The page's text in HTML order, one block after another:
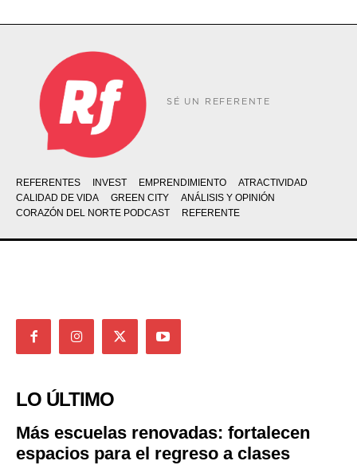
SÉ UN REFERENTE
REFERENTES INVEST EMPRENDIMIENTO
ATRACTIVIDAD
CALIDAD DE VIDA
GREEN CITY
ANÁLISIS Y OPINIÓN
CORAZÓN DEL NORTE PODCAST
REFERENTE
LO ÚLTIMO
Más escuelas renovadas: fortalecen
espacios para el regreso a clases